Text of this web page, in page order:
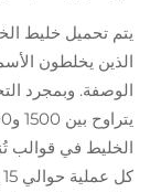
يتم تحميل خليط
الذين يخلطون
الوصفة. وبمجرد
الخليط في قوالب